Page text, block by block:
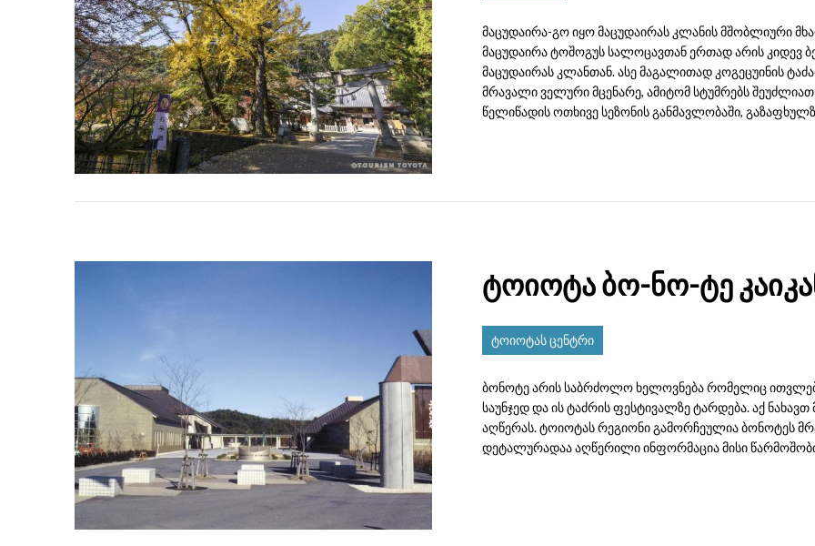
მაცუდაირა-გო იყო მაცუდაირას კლანის მშობლიური
მაცუდაირა ტოშოგუს სალოცავთან ერთად არის
მაცუდაირას კლანთან. ასე მაგალითად კოგეცუინის
მრავალი ველური მცენარე, ამიტომ სტუმრებს
წელიწადის ოთხივე სეზონის განმავლობაში,
ტოიოტა ბო-ნო-ტე
ტოიოტას ცენტრი
ბონოტე არის საბრძოლო ხელოვნება რომელიც
საუნჯედ და ის ტაძრის ფესტივალზე ტარდება. აქ
აღწერას. ტოიოტას რეგიონი გამორჩეულია ბონოტეს
დეტალურადაა აღწერილი ინფორმაცია მისი